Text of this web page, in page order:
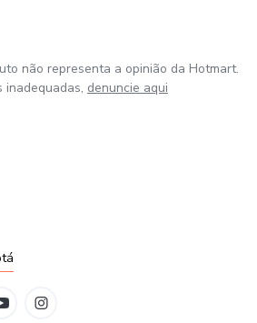
não representa a opinião da Hotmart.
inadequadas, denuncie aqui